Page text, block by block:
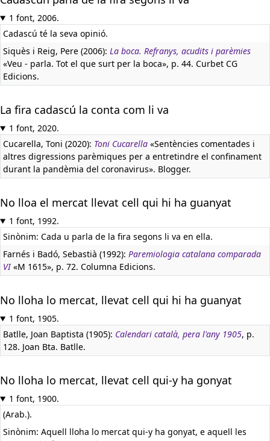
1 font, 2006.
Cadascú té la seva opinió.
Siquès i Reig, Pere (2006): La boca. Refranys, acudits i parèmies
«Veu - parla. Tot el que surt per la boca», p. 44. Curbet CG
Edicions.
La fira cadascú la conta com li va
1 font, 2020.
Cucarella, Toni (2020): Toni Cucarella «Sentències comentades i
altres digressions parèmiques per a entretindre el confinament
durant la pandèmia del coronavirus». Blogger.
No lloa el mercat llevat cell qui hi ha guanyat
1 font, 1992.
Sinònim: Cada u parla de la fira segons li va en ella.
Farnés i Badó, Sebastià (1992): Paremiologia catalana comparada
VI«M 1615», p. 72. Columna Edicions.
No lloha lo mercat, llevat cell qui hi ha guanyat
1 font, 1905.
Batlle, Joan Baptista (1905): Calendari català, pera l'any 1905, p.
128. Joan Bta. Batlle.
No lloha lo mercat, llevat cell qui-y ha gonyat
1 font, 1900.
(Arab.).
Sinònim: Aquell lloha lo mercat qui-y ha gonyat, e aquell les